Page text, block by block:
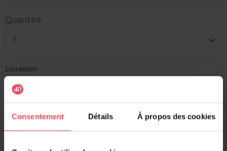
Consentement Détails À propos des cookies
Quantité
1
Livraison
En stock
Ajouter au panier
Livraison gratuite à l'achat de min. 35€